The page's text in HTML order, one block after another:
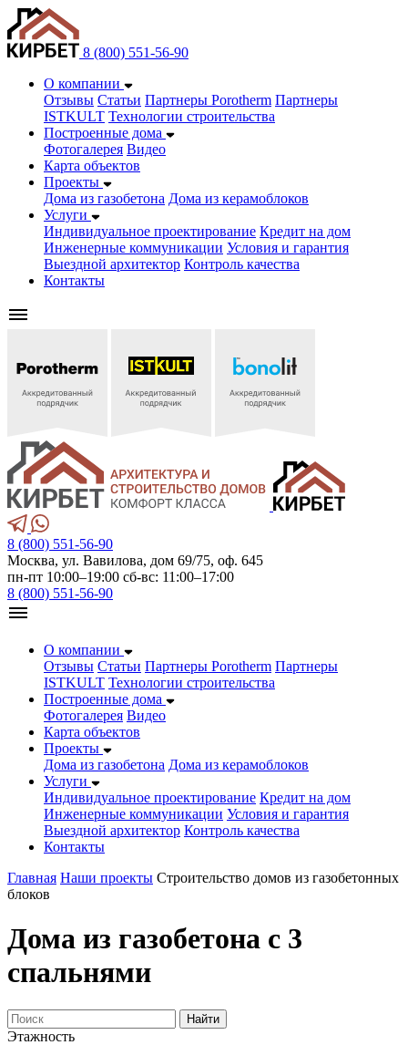
8 (800) 551-56-90
О компании
Отзывы Статьи Партнеры Porotherm Партнеры
ISTKULT Технологии строительства
Построенные дома
Фотогалерея Видео
Карта объектов
Проекты
Дома из газобетонa Дома из керамоблоков
Услуги
Индивидуальное проектирование Кредит на дом
Инженерные коммуникации Условия и гарантия
Выездной архитектор Контроль качества
Контакты
8 (800) 551-56-90
Москва, ул. Вавилова, дом 69/75, оф. 645
пн-пт 10:00–19:00 сб-вс: 11:00–17:00
8 (800) 551-56-90
О компании
Отзывы Статьи Партнеры Porotherm Партнеры
ISTKULT Технологии строительства
Построенные дома
Фотогалерея Видео
Карта объектов
Проекты
Дома из газобетонa Дома из керамоблоков
Услуги
Индивидуальное проектирование Кредит на дом
Инженерные коммуникации Условия и гарантия
Выездной архитектор Контроль качества
Контакты
Главная Наши проекты Строительство домов из газобетонных
блоков
Дома из газобетона с 3
спальнями
Найти
Этажность